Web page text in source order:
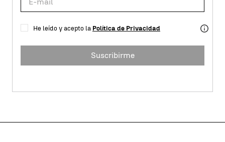
He leído y acepto la Política de Privacidad
Suscribirme